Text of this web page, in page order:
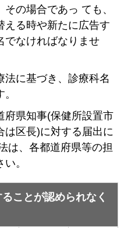
の場合であっ ても、
える時や新たに広告す
でなければなりませ
法に基づき、診療科名
府県知事(保健所設置市
は区長)に対する届出に
は、各都道府県等の担
。
ことが認められなく